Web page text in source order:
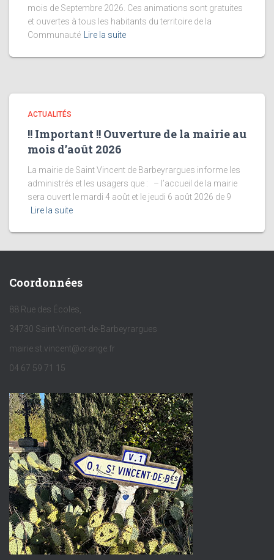
mois de Septembre 2026. Ces animations sont gratuites
et ouvertes à tous les habitants du territoire de la
Communauté
Lire la suite
ACTUALITÉS
!! Important !! Ouverture de la mairie au
mois d’août 2026
La mairie de Saint Vincent de Barbeyrargues informe les
administrés et les usagers que : – l’accueil de la mairie
sera ouvert le mardi 4 août et le jeudi 6 août 2026 de 9
Lire la suite
Coordonnées
88 Rue des Écoles,
34730 Saint-Vincent-de-Barbeyrargues
mairie.st.vincent@orange.fr
04 67 59 71 15